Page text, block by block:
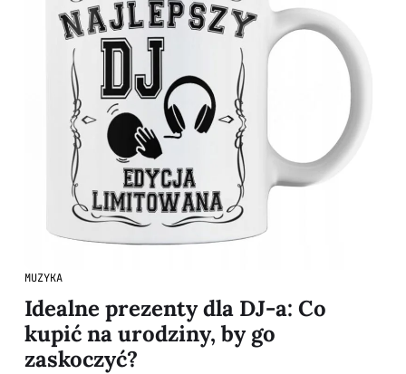
MUZYKA
Idealne prezenty dla DJ-a: Co
kupić na urodziny, by go
zaskoczyć?